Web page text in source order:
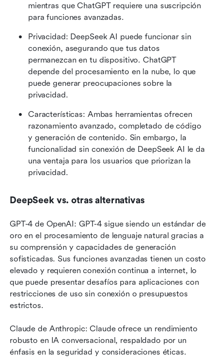
mientras que ChatGPT requiere una suscripción
para funciones avanzadas.
Privacidad: DeepSeek AI puede funcionar sin
conexión, asegurando que tus datos
permanezcan en tu dispositivo. ChatGPT
depende del procesamiento en la nube, lo que
puede generar preocupaciones sobre la
privacidad.
Características: Ambas herramientas ofrecen
razonamiento avanzado, completado de código
y generación de contenido. Sin embargo, la
funcionalidad sin conexión de DeepSeek AI le da
una ventaja para los usuarios que priorizan la
privacidad.
DeepSeek vs. otras alternativas
GPT-4 de OpenAI: GPT-4 sigue siendo un estándar de
oro en el procesamiento de lenguaje natural gracias a
su comprensión y capacidades de generación
sofisticadas. Sus funciones avanzadas tienen un costo
elevado y requieren conexión continua a internet, lo
que puede presentar desafíos para aplicaciones con
restricciones de uso sin conexión o presupuestos
estrictos.
Claude de Anthropic: Claude ofrece un rendimiento
robusto en IA conversacional, respaldado por un
énfasis en la seguridad y consideraciones éticas.